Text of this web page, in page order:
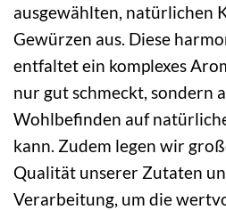
ausgewählten, natürlichen
Gewürzen aus. Diese
entfaltet ein komplexes
nur gut schmeckt, sondern
Wohlbefinden auf
kann. Zudem legen wir
Qualität unserer Zutaten
Verarbeitung, um die